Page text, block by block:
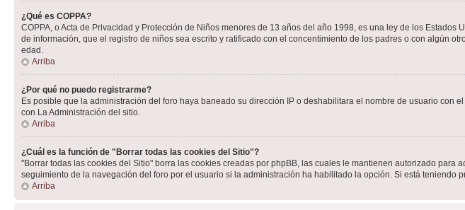
¿Qué es COPPA?
COPPA, o Acta de Privacidad y Protección de Niños menores de 13 años del año 1998, es una ley de los
de información, que el registro de niños sea escrito y ratificado con el concentimiento de los padres o con algún
edad.
Arriba
¿Por qué no puedo registrarme?
Es posible que la administración del foro haya baneado su dirección IP o deshabilitara el nombre de usuario
con La Administración del sitio.
Arriba
¿Cuál es la función de "Borrar todas las cookies del Sitio"?
"Borrar todas las cookies del Sitio" borra las cookies creadas por phpBB, las cuales le mantienen autorizado
seguimiento de la navegación del foro por el usuario si la administración ha habilitado la opción. Si está
Arriba